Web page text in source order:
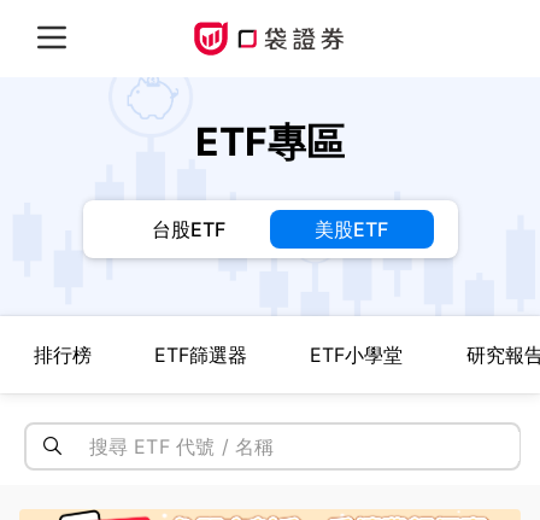
ETF專區
台股ETF 美股ETF
排行榜 ETF篩選器 ETF小學堂 研究報